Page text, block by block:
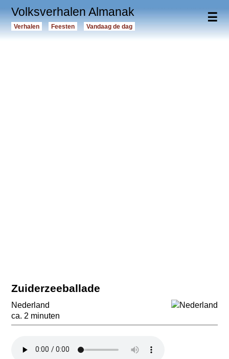
☰
Volksverhalen Almanak
Verhalen Feesten Vandaag de dag
Zuiderzeeballade
Nederland
ca. 2 minuten